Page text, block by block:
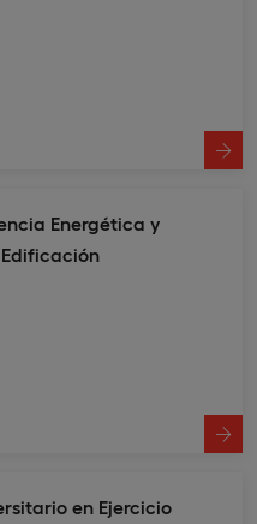
Energética y
en Ejercicio